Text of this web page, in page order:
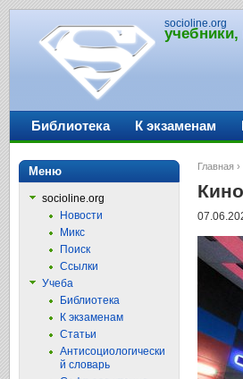
socioline.org
Главная ›
Библиотека К экзаменам
Меню
socioline.org
Новости
Микс
Поиск
Ссылки
Учеба
Библиотека
К экзаменам
Статьи
Антисоциологически
й словарь